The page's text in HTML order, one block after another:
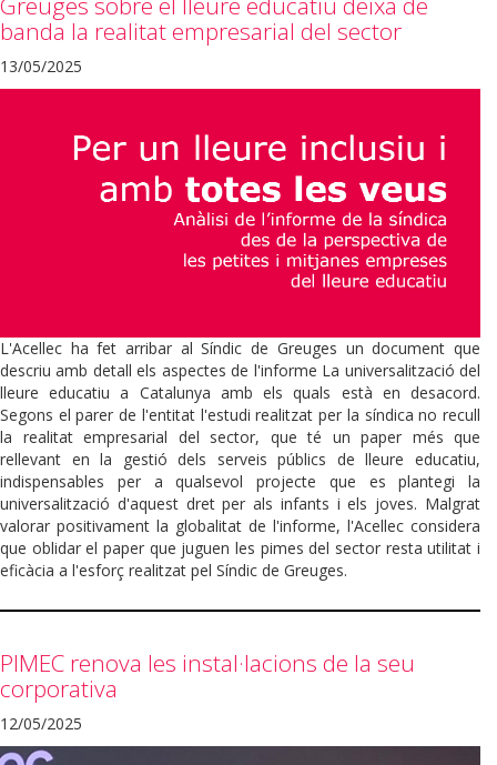
banda la realitat empresarial del sector
13/05/2025
L'Acellec ha fet arribar al Síndic de Greuges un document que
descriu amb detall els aspectes de l'informe La universalització del
lleure educatiu a Catalunya amb els quals està en desacord.
Segons el parer de l'entitat l'estudi realitzat per la síndica no recull
la realitat empresarial del sector, que té un paper més que
rellevant en la gestió dels serveis públics de lleure educatiu,
indispensables per a qualsevol projecte que es plantegi la
universalització d'aquest dret per als infants i els joves. Malgrat
valorar positivament la globalitat de l'informe, l'Acellec considera
que oblidar el paper que juguen les pimes del sector resta utilitat i
eficàcia a l'esforç realitzat pel Síndic de Greuges.
PIMEC renova les instal·lacions de la seu
corporativa
12/05/2025